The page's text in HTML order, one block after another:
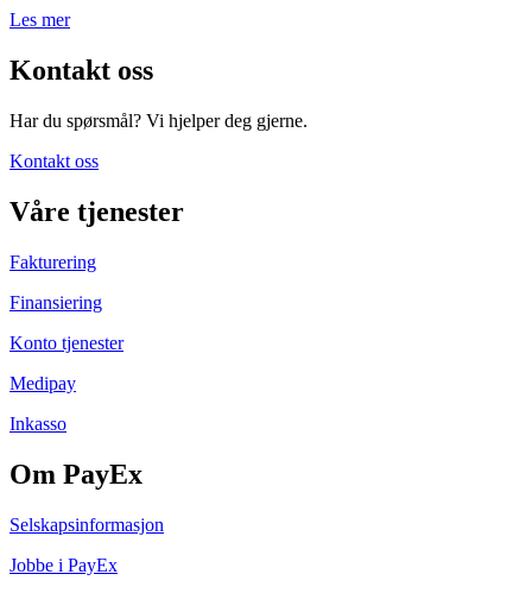
Les mer
Kontakt oss
Har du spørsmål? Vi hjelper deg gjerne.
Kontakt oss
Våre tjenester
Fakturering
Finansiering
Konto tjenester
Medipay
Inkasso
Om PayEx
Selskapsinformasjon
Jobbe i PayEx